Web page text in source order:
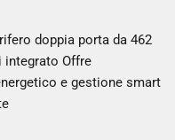
doppia porta da 462
integrato Offre
e gestione smart